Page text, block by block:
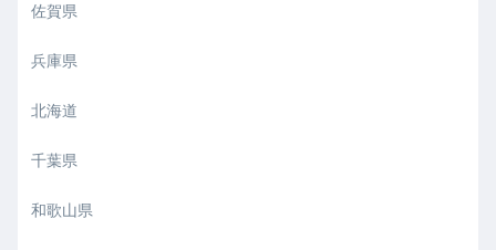
佐賀県
兵庫県
北海道
千葉県
和歌山県